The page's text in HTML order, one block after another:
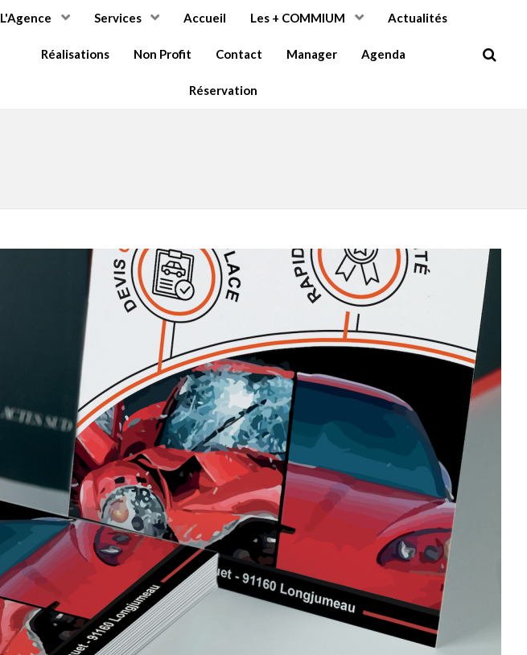
L'Agence Services Accueil Les + COMMIUM Actualités
Réalisations Non Profit Contact Manager Agenda
Réservation